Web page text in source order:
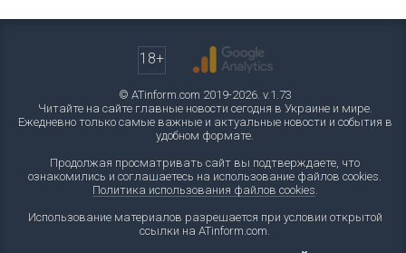
18+
© ATinform.com 2019-2026. v.1.73
Читайте на сайте главные новости сегодня в Украине и мире.
Ежедневно только самые важные и актуальные новости и события в
удобном формате.
Продолжая просматривать сайт вы подтверждаете, что
ознакомились и соглашаетесь на использование файлов cookies.
Политика использования файлов cookies
Использование материалов разрешается при условии открытой
ссылки на ATinform.com.